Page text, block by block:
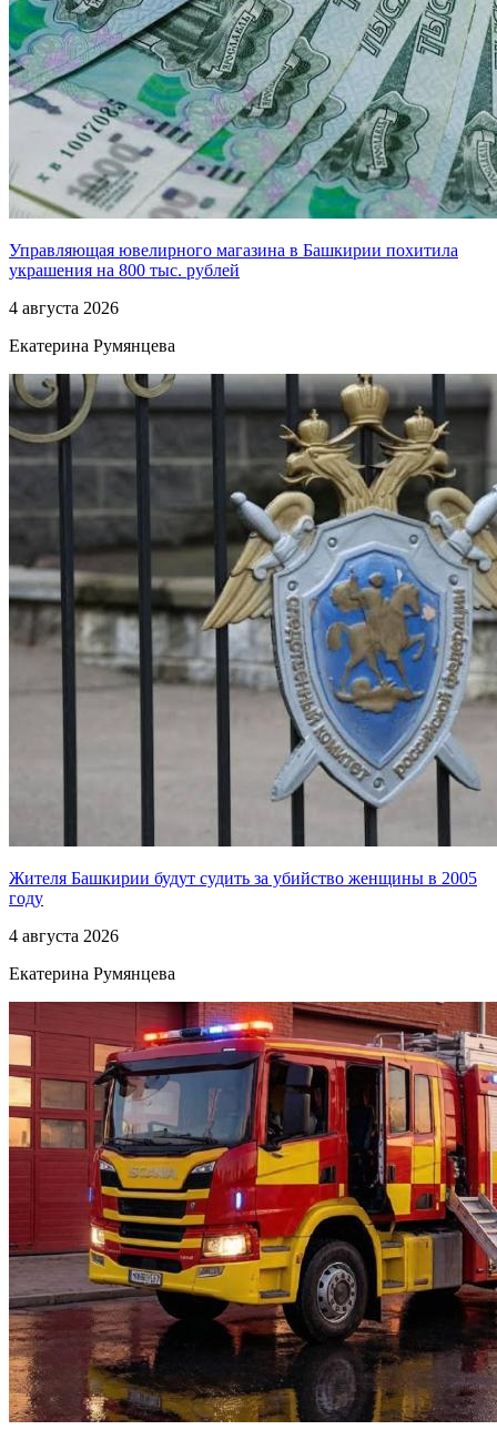
Управляющая ювелирного магазина в Башкирии похитила
украшения на 800 тыс. рублей
4 августа 2026
Екатерина Румянцева
Жителя Башкирии будут судить за убийство женщины в 2005
году
4 августа 2026
Екатерина Румянцева